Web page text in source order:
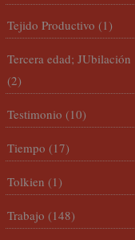
Tejido Productivo (1)
Tercera edad; JUbilación
(2)
Testimonio (10)
Tiempo (17)
Tolkien (1)
Trabajo (148)